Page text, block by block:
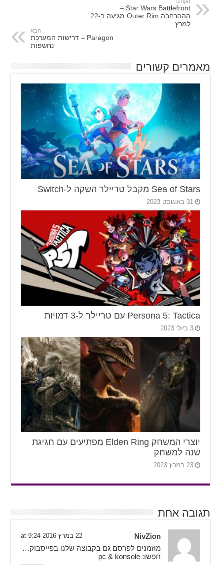
Star Wars Battlefront –
הההרחבה Outer Rim מגיעה ב-22
למרץ
Paragon – דרישות המערכת
נחשפות
מאמרים קשורים
Sea of Stars מקבל טריילר השקה ל-Switch
31 באוגוסט 2023
Persona 5: Tactica עם טריילר ל-3 דמויות
יוצרי המשחק Elden Ring מפתיעים עם חגיגת
שנה למשחק
23 במרץ 2023
תגובה אחת
NivZion
מוזמנים לפרסם גם בקבוצה שלנו בפייסבוק…
חפשו: pc & konsole